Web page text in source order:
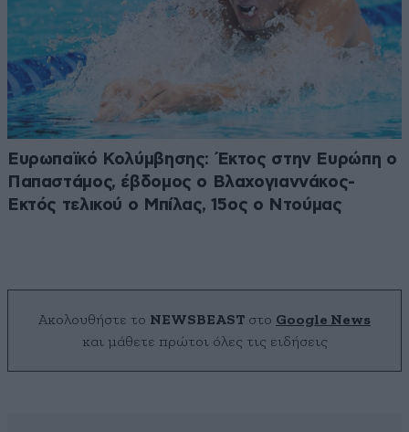
Ευρωπαϊκό Κολύμβησης: Έκτος στην Ευρώπη ο
Παπαστάμος, έβδομος ο Βλαχογιαννάκος-
Εκτός τελικού ο Μπίλας, 15ος ο Ντούμας
Ακολουθήστε το NEWSBEAST στο Google News
και μάθετε πρώτοι όλες τις ειδήσεις